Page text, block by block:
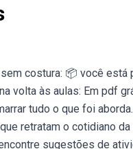
costura: 📦 você
volta às aulas: Em pdf
tudo o que foi
retratam o cotidiano
sugestões de